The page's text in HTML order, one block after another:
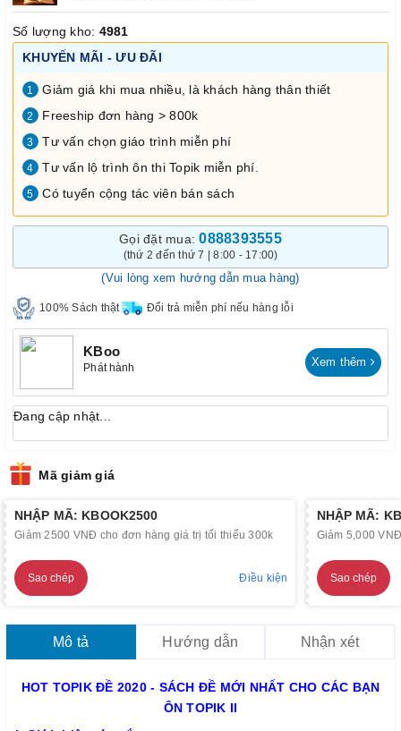
Số lượng kho: 4981
KHUYẾN MÃI - ƯU ĐÃI
1 Giảm giá khi mua nhiều, là khách hàng thân thiết
2 Freeship đơn hàng > 800k
3 Tư vấn chọn giáo trình miễn phí
4 Tư vấn lộ trình ôn thi Topik miễn phí.
5 Có tuyển cộng tác viên bán sách
Gọi đặt mua:0888393555
(thứ 2 đến thứ 7 | 8:00 - 17:00)
(Vui lòng xem hướng dẫn mua hàng)
100% Sách thật Đổi trả miễn phí nếu hàng lỗi
KBoo
Phát hành Xem thêm
Đang cập nhật...
Mã giảm giá
NHẬP MÃ: KBOOK2500
Giảm 2500 VNĐ cho đơn hàng giá trị tối thiểu 300k
Sao chép Điều kiện
NHẬP MÃ:
Giảm 5,000
Sao chép
Mô tả Hướng dẫn Nhận xét
HOT TOPIK ĐỀ 2020 - SÁCH ĐỀ MỚI NHẤT CHO CÁC BẠN
ÔN TOPIK II